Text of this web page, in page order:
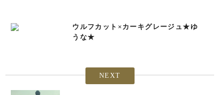
ウルフカット×カーキグレージュ★ゆ
うな★
NEXT